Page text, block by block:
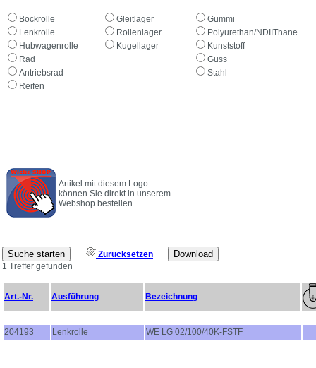
Bockrolle
Lenkrolle
Hubwagenrolle
Rad
Antriebsrad
Reifen
Gleitlager
Rollenlager
Kugellager
Gummi
Polyurethan/NDIIThane
Kunststoff
Guss
Stahl
Artikel mit diesem Logo
können Sie direkt in unserem
Webshop bestellen.
Zurücksetzen
1 Treffer gefunden
Art.-Nr. Ausführung Bezeichnung
204193 Lenkrolle WE LG 02/100/40K-FSTF